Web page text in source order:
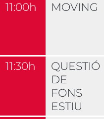
11:00h MOVING
11:30h
QUESTIÓ
DE
FONS
ESTIU